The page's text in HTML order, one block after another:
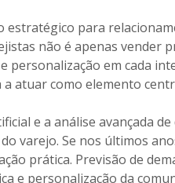
estratégico para
não é apenas vender
personalização em cada
atuar como elemento
e a análise avançada
varejo. Se nos últimos
prática. Previsão de
e personalização da